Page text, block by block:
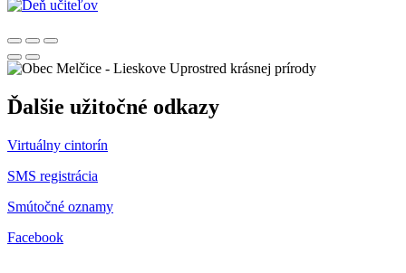
Uprostred krásnej prírody
Ďalšie užitočné odkazy
Virtuálny cintorín
SMS registrácia
Smútočné oznamy
Facebook